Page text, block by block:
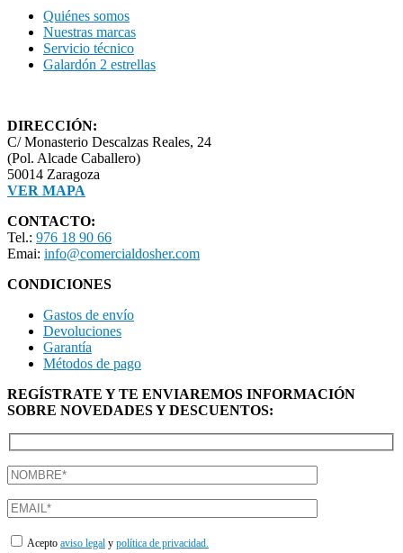
Quiénes somos
Nuestras marcas
Servicio técnico
Galardón 2 estrellas
DIRECCIÓN:
C/ Monasterio Descalzas Reales, 24
(Pol. Alcade Caballero)
50014 Zaragoza
VER MAPA
CONTACTO:
Tel.: 976 18 90 66
Emai: info@comercialdosher.com
CONDICIONES
Gastos de envío
Devoluciones
Garantía
Métodos de pago
REGÍSTRATE Y TE ENVIAREMOS INFORMACIÓN
SOBRE NOVEDADES Y DESCUENTOS:
Acepto aviso legal y política de privacidad.